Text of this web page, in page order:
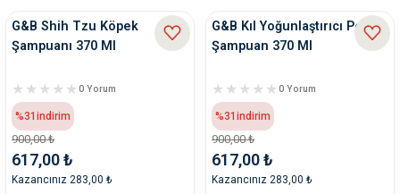
G&B Shih Tzu Köpek
Şampuanı 370 Ml
0 Yorum
%31 indirim
900,00 ₺
617,00 ₺
Kazancınız 283,00 ₺
G&B Kıl Yoğunlaştırıcı Pet
Şampuan 370 Ml
0 Yorum
%31 indirim
900,00 ₺
617,00 ₺
Kazancınız 283,00 ₺